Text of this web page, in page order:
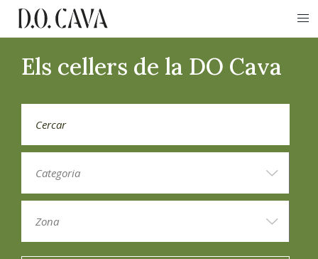
Els cellers de la DO Cava